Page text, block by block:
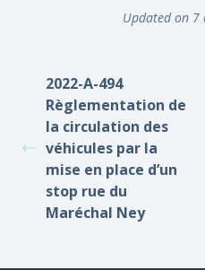
Updated on 7
2022-A-494
Règlementation de
la circulation des
véhicules par la
mise en place d’un
stop rue du
Maréchal Ney